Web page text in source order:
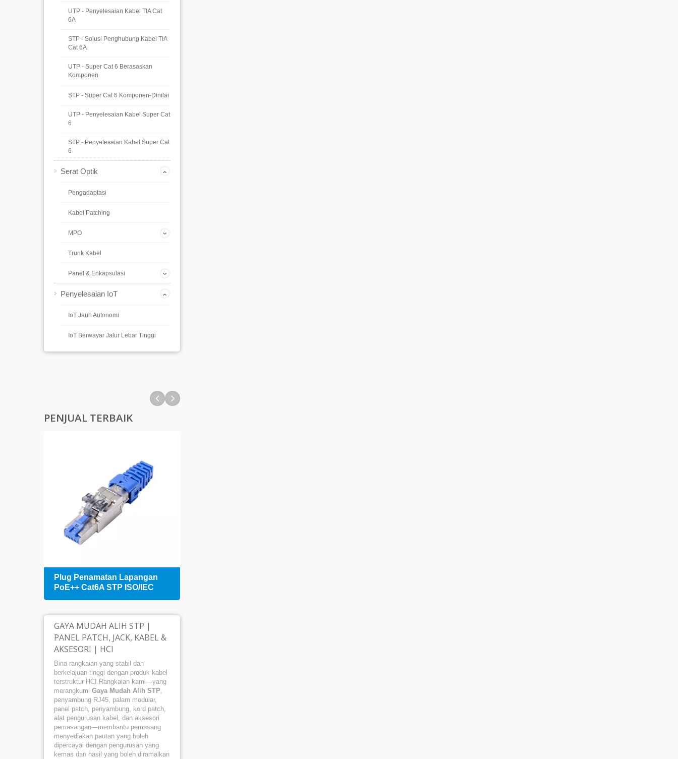
UTP - Penyelesaian Kabel TIA Cat
6A
STP - Solusi Penghubung Kabel TIA
Cat 6A
UTP - Super Cat 6 Berasaskan
Komponen
STP - Super Cat 6 Komponen-Dinilai
UTP - Penyelesaian Kabel Super Cat
6
STP - Penyelesaian Kabel Super Cat
6
Serat Optik
Pengadaptasi
Kabel Patching
MPO
Trunk Kabel
Panel & Enkapsulasi
Penyelesaian IoT
IoT Jauh Autonomi
IoT Berwayar Jalur Lebar Tinggi
PENJUAL TERBAIK
Plug Penamatan Lapangan
PoE++ Cat6A STP ISO/IEC
GAYA MUDAH ALIH STP |
PANEL PATCH, JACK, KABEL &
AKSESORI | HCI
Bina rangkaian yang stabil dan
berkelajuan tinggi dengan produk kabel
terstruktur HCI.Rangkaian kami—yang
merangkumi Gaya Mudah Alih STP,
penyambung RJ45, palam modular,
panel patch, penyambung, kord patch,
alat pengurusan kabel, dan aksesori
pemasangan—membantu pemasang
menyediakan pautan yang boleh
dipercayai dengan pengurusan yang
kemas dan hasil yang boleh diramalkan